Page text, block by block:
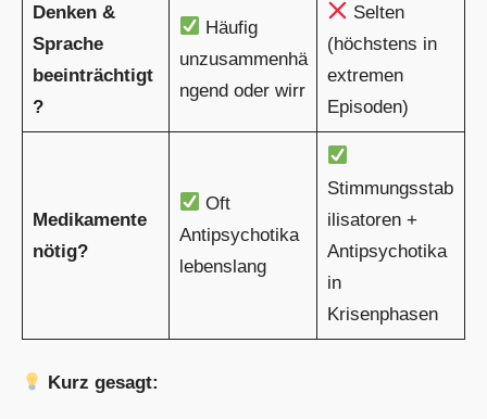
Denken &
Sprache
beeinträchtigt
?
Häufig
unzusammenhä
ngend oder wirr
Selten
(höchstens in
extremen
Episoden)
Medikamente
nötig?
Oft
Antipsychotika
lebenslang
Stimmungsstab
ilisatoren +
Antipsychotika
in
Krisenphasen
Kurz gesagt: